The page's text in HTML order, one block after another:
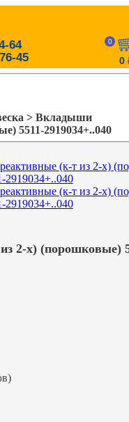
64
45
0
0
> Вкладыши
5511-2919034+..040
2-х) (порошковые)